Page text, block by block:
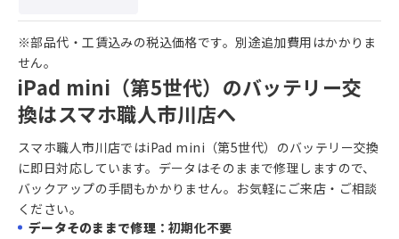
※部品代・工賃込みの税込価格です。別途追加費用はかかりま
せん。
iPad mini（第5世代）のバッテリー交
換はスマホ職人市川店へ
スマホ職人市川店ではiPad mini（第5世代）のバッテリー交換
に即日対応しています。データはそのままで修理しますので、
バックアップの手間もかかりません。お気軽にご来店・ご相談
ください。
データそのままで修理：初期化不要